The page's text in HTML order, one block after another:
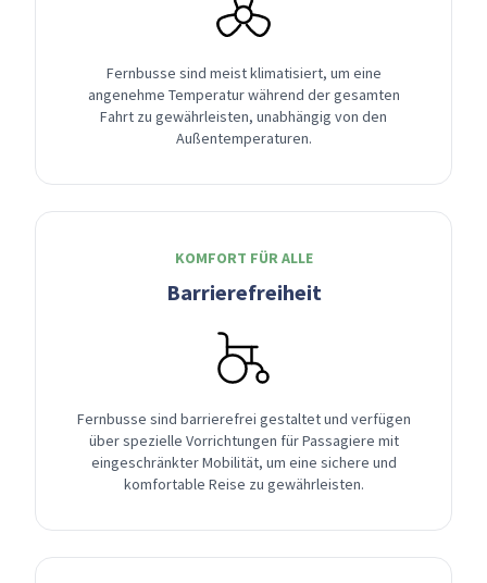
Fernbusse sind meist klimatisiert, um eine
angenehme Temperatur während der gesamten
Fahrt zu gewährleisten, unabhängig von den
Außentemperaturen.
KOMFORT FÜR ALLE
Barrierefreiheit
Fernbusse sind barrierefrei gestaltet und verfügen
über spezielle Vorrichtungen für Passagiere mit
eingeschränkter Mobilität, um eine sichere und
komfortable Reise zu gewährleisten.